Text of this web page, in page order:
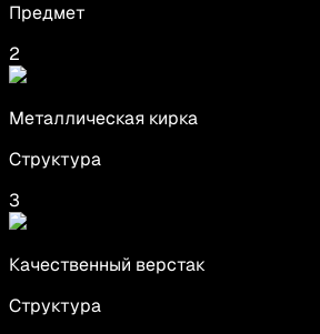
Предмет
2
Металлическая кирка
Структура
3
Качественный верстак
Структура